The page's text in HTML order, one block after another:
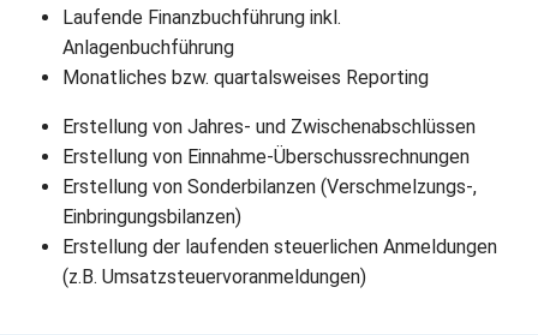
Laufende Finanzbuchführung inkl.
Anlagenbuchführung
Monatliches bzw. quartalsweises Reporting
Erstellung von Jahres- und Zwischenabschlüssen
Erstellung von Einnahme-Überschussrechnungen
Erstellung von Sonderbilanzen (Verschmelzungs-,
Einbringungsbilanzen)
Erstellung der laufenden steuerlichen Anmeldungen
(z.B. Umsatzsteuervoranmeldungen)